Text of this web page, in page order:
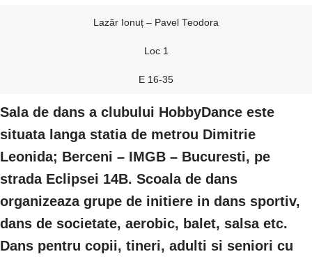
Lazăr Ionuț – Pavel Teodora
Loc 1
E 16-35
Sala de dans a clubului HobbyDance este
situata langa statia de metrou Dimitrie
Leonida; Berceni – IMGB – Bucuresti, pe
strada Eclipsei 14B. Scoala de dans
organizeaza grupe de initiere in dans sportiv,
dans de societate, aerobic, balet, salsa etc.
Dans pentru copii, tineri, adulti si seniori cu